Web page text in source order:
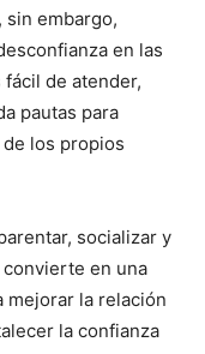
sin embargo,
en las
de atender,
pautas para
los propios
socializar y
en una
mejorar la relación
la confianza